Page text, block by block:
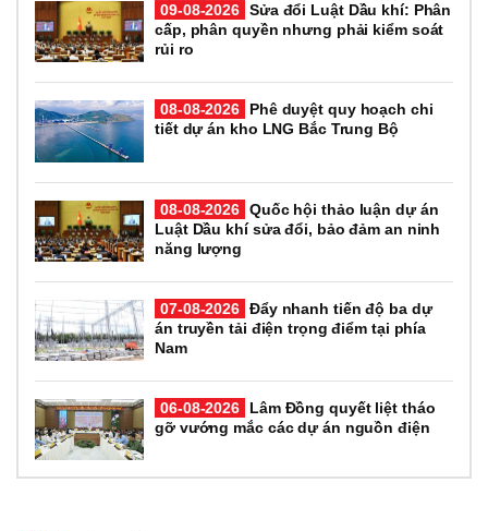
09-08-2026 Sửa đổi Luật Dầu khí: Phân
cấp, phân quyền nhưng phải kiểm soát
rủi ro
08-08-2026
Phê duyệt quy hoạch chi
tiết dự án kho LNG Bắc Trung Bộ
08-08-2026 Quốc hội thảo luận dự án
Luật Dầu khí sửa đổi, bảo đảm an ninh
năng lượng
07-08-2026 Đẩy nhanh tiến độ ba dự
án truyền tải điện trọng điểm tại phía
Nam
06-08-2026
Lâm Đồng quyết liệt tháo
gỡ vướng mắc các dự án nguồn điện